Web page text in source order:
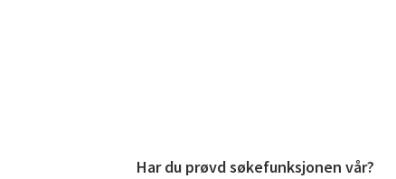
Har du prøvd søkefunksjonen vår?